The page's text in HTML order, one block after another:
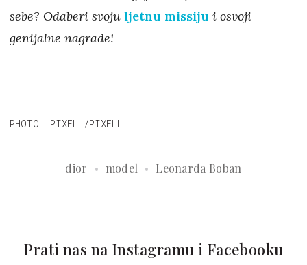
sebe? Odaberi svoju ljetnu missiju i osvoji
genijalne nagrade!
PHOTO: PIXELL/PIXELL
dior model Leonarda Boban
Prati nas na Instagramu i Facebooku